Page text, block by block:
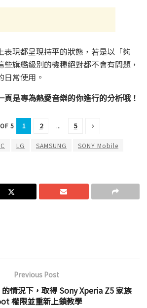
表現都呈現持平的狀態，若是以「夠
旗艦級別的機種絕對都不會有問題，
日常使用。
是專為熱愛音樂的你進行的分析哦！
5 1 2 ... 5
LG SAMSUNG
SONY Mobile
Previous Post
情況下，取得 Sony Xperia Z5 家族
權限並重新上鎖教學